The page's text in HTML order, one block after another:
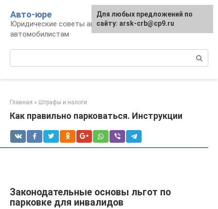
контенту
Авто-юре
Юридические советы автовладельцам и
автомобилистам
Главная » Штрафы и налоги
Как правильно парковаться. Инструкции
Законодательные основы льгот по
парковке для инвалидов
Для любых предложений по
сайту: arsk-crb@cp9.ru